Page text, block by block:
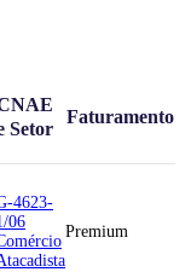
Setor
Faturamento
4623-
06
Premium